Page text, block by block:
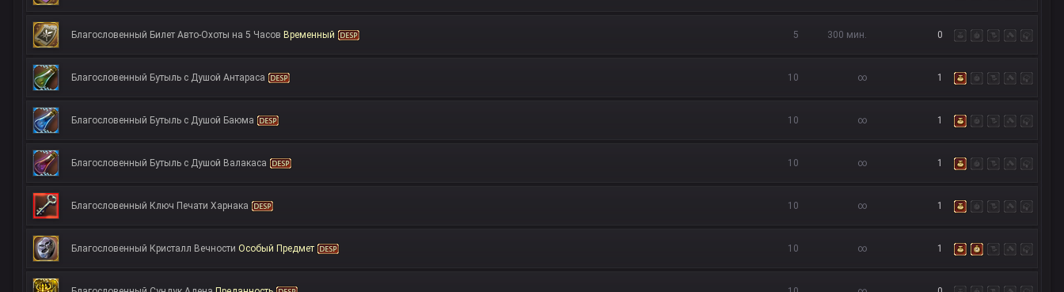
Благословенный Билет Авто-Охоты на 5 Часов Временный 5 300 мин. 0
Благословенный Бутыль с Душой Антараса 10 ∞ 1
Благословенный Бутыль с Душой Баюма 10 ∞ 1
Благословенный Бутыль с Душой Валакаса 10 ∞ 1
Благословенный Ключ Печати Харнака 10 ∞ 1
Благословенный Кристалл Вечности Особый Предмет 10 ∞ 1